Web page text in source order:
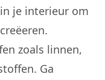
je interieur om
zoals linnen,
Ga